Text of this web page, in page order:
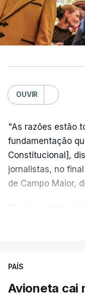
OUVIR
"As razões estão
fundamentação
Constitucional],
jornalistas, no
de Campo Maior,
nada disto é
crianças",
PAÍS
Avioneta cai